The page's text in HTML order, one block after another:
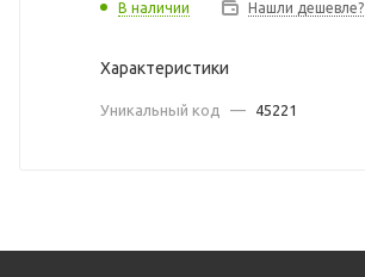
В наличии Нашли дешевле?
Характеристики
Уникальный код — 45221